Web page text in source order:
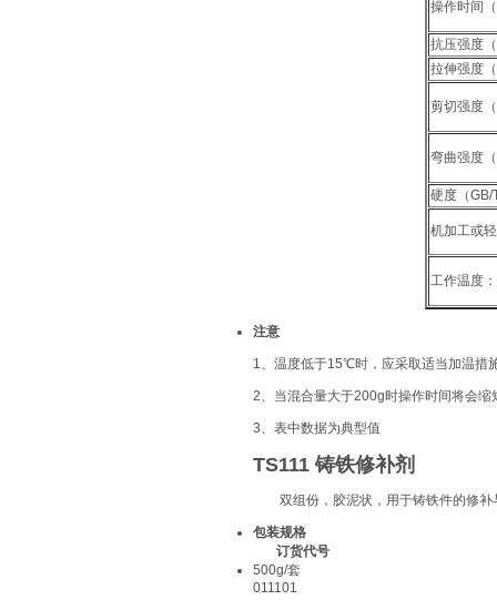
操作时间
抗压强度
拉伸强度
剪切强度
弯曲强度
硬度（GB/
机加工或
工作温度：
注意
1、温度低于15℃时，应采取适当加温措
2、当混合量大于200g时操作时间将会缩
3、表中数据为典型值
TS111 铸铁修补剂
双组份，胶泥状，用于铸铁件的修补
包装规格
订货代号
500g/套
011101